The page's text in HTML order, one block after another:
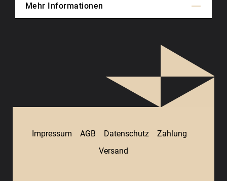
Mehr Informationen
Impressum AGB Datenschutz
Zahlung
Versand